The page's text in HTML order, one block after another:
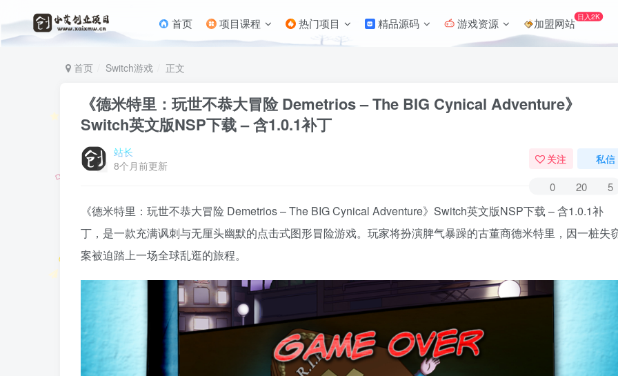
首页 项目课程 热门项目 精品源码 游戏资源 加盟网站 日入2K
首页 Switch游戏 正文
《德米特里：玩世不恭大冒险 Demetrios – The BIG Cynical Adventure》
Switch英文版NSP下载 – 含1.0.1补丁
站长
8个月前更新
关注 私信
0 20 5
《德米特里：玩世不恭大冒险 Demetrios – The BIG Cynical Adventure》Switch英文版NSP下载 – 含1.0.1补
丁，是一款充满讽刺与无厘头幽默的点击式图形冒险游戏。玩家将扮演脾气暴躁的古董商德米特里，因一桩失
案被迫踏上一场全球乱逛的旅程。